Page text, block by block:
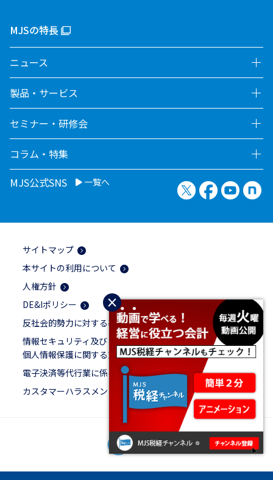
×
MJSの特長
ニュース
製品・サービス
セミナー・研修会
コラム・特集
MJS公式SNS
一覧へ X（旧Twitter）
Facebook
サイトマップ
本サイトの利用について
人権方針
DE&Iポリシー
反社会的勢力に対する基本方針
情報セキュリティ及び
個人情報保護に関する方針
電子決済等代行業に係る表示
カスタマーハラスメントに対する基本方針